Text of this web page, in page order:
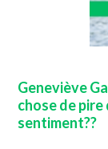
Geneviève
chose de pire
sentiment??